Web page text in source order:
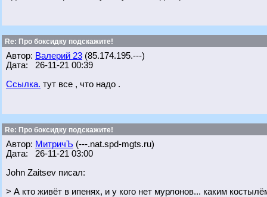
Re: Про боксидку подскажите!
Автор: Валерий 23 (85.174.195.---)
Дата: 26-11-21 00:39
Ссылка. тут все , что надо .
Re: Про боксидку подскажите!
Автор: МитричЪ (---.nat.spd-mgts.ru)
Дата: 26-11-21 03:00
John Zaitsev писал:
> А кто живёт в ипенях, и у кого нет мурлонов... каким